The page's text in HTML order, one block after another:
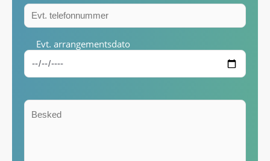
Evt. arrangementsdato